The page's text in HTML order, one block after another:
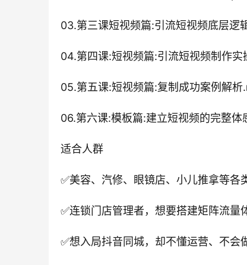
03.第三课短视频篇:引流短视频底层逻
04.第四课:短视频篇:引流短视频制作
05.第五课:短视频篇:复制成功案例解析
06.第六课:模板篇:建立短视频的完整体
适合人群
✅美容、汽修、眼镜店、小儿推拿等各
✅连锁门店管理者，想要搭建矩阵流量
✅想入局抖音同城，却不懂运营、不会